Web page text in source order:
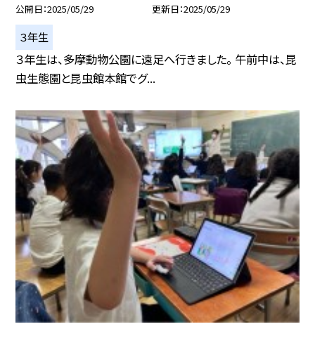
公開日 2025/05/29 更新日 2025/05/29
３年生
３年生は、多摩動物公園に遠足へ行きました。 午前中は、昆
虫生態園と昆虫館本館でグ...